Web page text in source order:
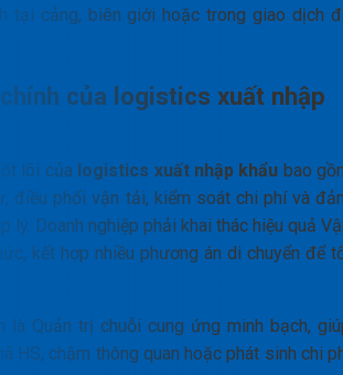
tại cảng, biên giới hoặc trong giao dịch
chính của logistics xuất nhập
lõi của logistics xuất nhập khẩu bao
điều phối vận tải, kiểm soát chi phí và
lý. Doanh nghiệp phải khai thác hiệu quả
kết hợp nhiều phương án di chuyển để
là Quản trị chuỗi cung ứng minh bạch,
HS, chậm thông quan hoặc phát sinh chi